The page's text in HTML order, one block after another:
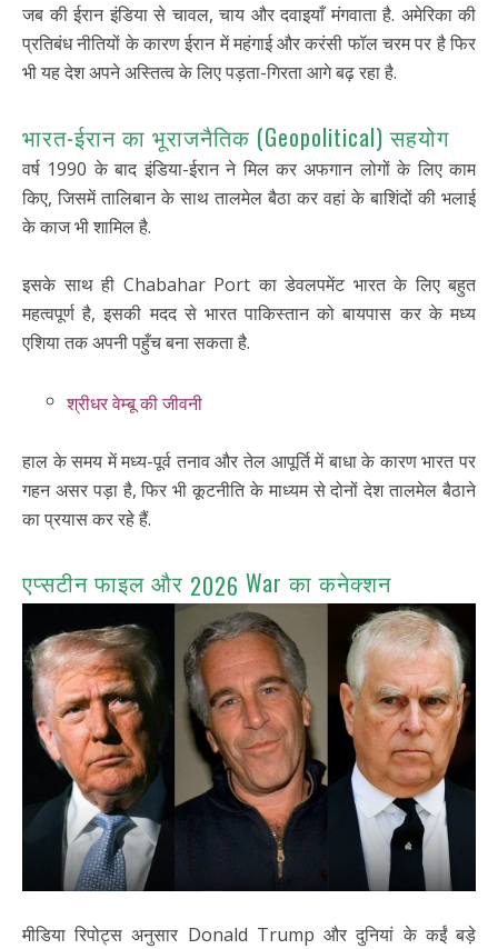
जब की ईरान इंडिया से चावल, चाय और दवाइयाँ मंगवाता है. अमेरिका की
प्रतिबंध नीतियों के कारण ईरान में महंगाई और करंसी फॉल चरम पर है फिर
भी यह देश अपने अस्तित्व के लिए पड़ता-गिरता आगे बढ़ रहा है.
भारत-ईरान का भूराजनैतिक (Geopolitical) सहयोग
वर्ष 1990 के बाद इंडिया-ईरान ने मिल कर अफगान लोगों के लिए काम
किए, जिसमें तालिबान के साथ तालमेल बैठा कर वहां के बाशिंदों की भलाई
के काज भी शामिल है.
इसके साथ ही Chabahar Port का डेवलपमेंट भारत के लिए बहुत
महत्वपूर्ण है, इसकी मदद से भारत पाकिस्तान को बायपास कर के मध्य
एशिया तक अपनी पहुँच बना सकता है.
श्रीधर वेम्बू की जीवनी
हाल के समय में मध्य-पूर्व तनाव और तेल आपूर्ति में बाधा के कारण भारत पर
गहन असर पड़ा है, फिर भी कूटनीति के माध्यम से दोनों देश तालमेल बैठाने
का प्रयास कर रहे हैं.
एप्सटीन फाइल और 2026 War का कनेक्शन
मीडिया रिपोट्स अनुसार Donald Trump और दुनियां के कईं बड़े